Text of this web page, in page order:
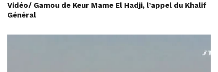
Vidéo/ Gamou de Keur Mame El Hadji, l’appel du Khalif
Général